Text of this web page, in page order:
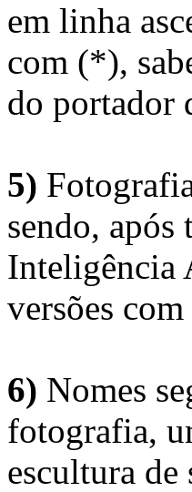
em linha
com (*),
do portador
5)
sendo, após
Inteligência
versões
6) Nomes
fotografia,
escultura de